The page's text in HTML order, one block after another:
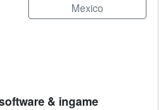
Mexico
& ingame